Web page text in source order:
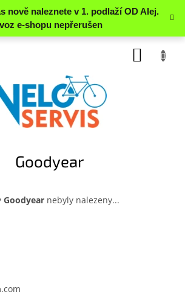
Goodyear
Goodyear nebyly nalezeny...